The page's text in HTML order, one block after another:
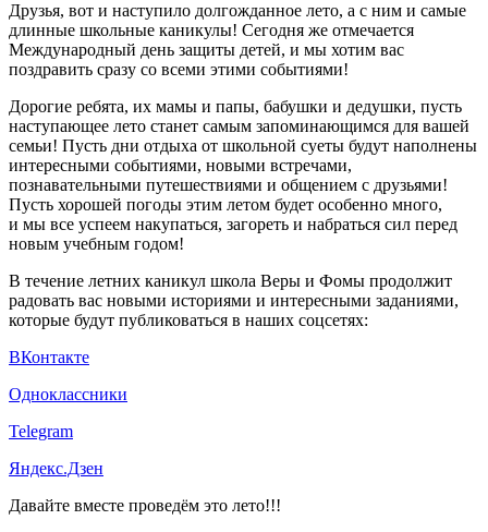
Друзья, вот и наступило долгожданное лето, а с ним и самые
длинные школьные каникулы! Сегодня же отмечается
Международный день защиты детей, и мы хотим вас
поздравить сразу со всеми этими событиями!
Дорогие ребята, их мамы и папы, бабушки и дедушки, пусть
наступающее лето станет самым запоминающимся для вашей
семьи! Пусть дни отдыха от школьной суеты будут наполнены
интересными событиями, новыми встречами,
познавательными путешествиями и общением с друзьями!
Пусть хорошей погоды этим летом будет особенно много,
и мы все успеем накупаться, загореть и набраться сил перед
новым учебным годом!
В течение летних каникул школа Веры и Фомы продолжит
радовать вас новыми историями и интересными заданиями,
которые будут публиковаться в наших соцсетях:
ВКонтакте
Одноклассники
Telegram
Яндекс.Дзен
Давайте вместе проведём это лето!!!